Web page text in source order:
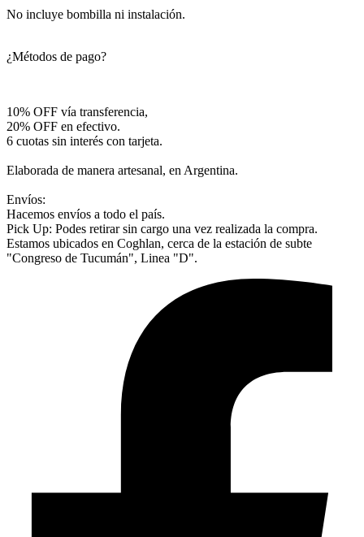
No incluye bombilla ni instalación.
¿Métodos de pago?
10% OFF vía transferencia,
20% OFF en efectivo.
6 cuotas sin interés con tarjeta.
Elaborada de manera artesanal, en Argentina.
Envíos:
Hacemos envíos a todo el país.
Pick Up: Podes retirar sin cargo una vez realizada la compra.
Estamos ubicados en Coghlan, cerca de la estación de subte
"Congreso de Tucumán", Linea "D".